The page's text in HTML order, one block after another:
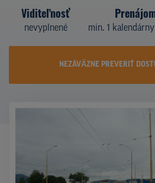
Z PRAXE
Viditeľnosť
nevyplnené min. 1
NEZÁVÄZNE PREVERIŤ